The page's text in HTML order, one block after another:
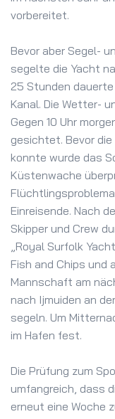
vorbereitet.
Bevor aber Segel-
segelte die Yacht
25 Stunden
Kanal. Die Wetter-
Gegen 10 Uhr
gesichtet. Bevor
konnte wurde das
Küstenwache
Einreisende. Nach
Skipper und Crew
„Royal Surfolk
Fish and Chips und
Mannschaft am
nach Ijmuiden an
segeln. Um
im Hafen fest.
Die Prüfung zum
umfangreich, dass
erneut eine Woche